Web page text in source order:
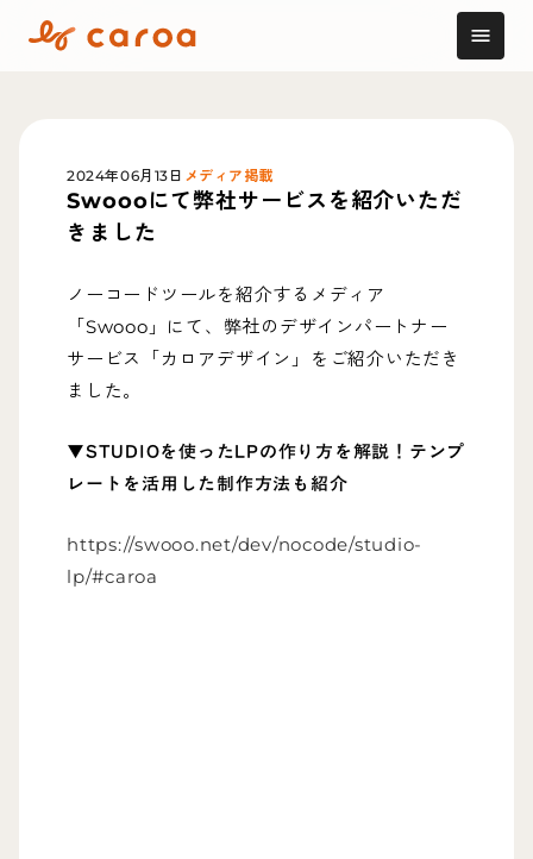
menu
2024年06月13日 メディア掲載
Swoooにて弊社サービスを紹介いただ
きました
ノーコードツールを紹介するメディア
「Swooo」にて、弊社のデザインパートナー
サービス「カロアデザイン」をご紹介いただき
ました。
▼STUDIOを使ったLPの作り方を解説！テンプ
レートを活用した制作方法も紹介
https://swooo.net/dev/nocode/studio-
lp/#caroa